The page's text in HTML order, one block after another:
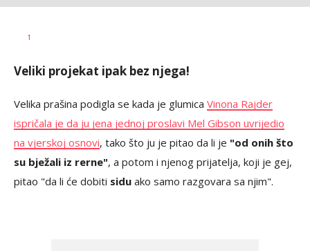
AUTOR
1
Veliki projekat ipak bez njega!
Velika prašina podigla se kada je glumica Vinona Rajder
ispričala je da ju jena jednoj proslavi Mel Gibson uvrijedio
na vjerskoj osnovi, tako što ju je pitao da li je "od onih što
su bježali iz rerne", a potom i njenog prijatelja, koji je gej,
pitao "da li će dobiti sidu ako samo razgovara sa njim".